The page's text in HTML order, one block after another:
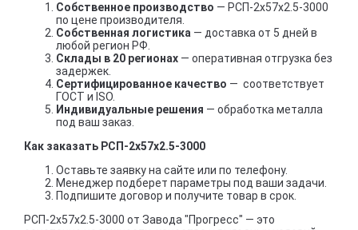
Собственное производство — РСП-2x57x2.5-3000
по цене производителя.
Собственная логистика — доставка от 5 дней в
любой регион РФ.
Склады в 20 регионах — оперативная отгрузка без
задержек.
Сертифицированное качество — соответствует
ГОСТ и ISO.
Индивидуальные решения — обработка металла
под ваш заказ.
Как заказать РСП-2x57x2.5-3000
Оставьте заявку на сайте или по телефону.
Менеджер подберет параметры под ваши задачи.
Подпишите договор и получите товар в срок.
РСП-2x57x2.5-3000 от Завода "Прогресс" — это